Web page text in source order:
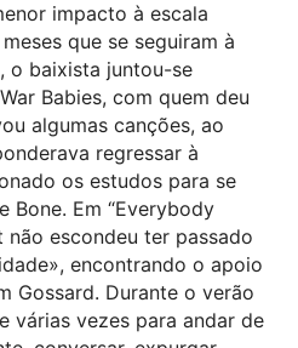
impacto à escala
que se seguiram à
o baixista juntou-se
Babies, com quem deu
algumas canções, ao
regressar à
os estudos para se
Bone. Em “Everybody
não escondeu ter passado
encontrando o apoio
Gossard. Durante o verão
várias vezes para andar de